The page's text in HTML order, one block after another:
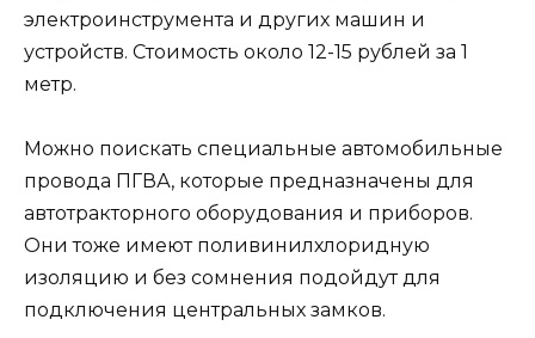
электроинструмента и других машин и
устройств. Стоимость около 12-15 рублей за 1
метр.
Можно поискать специальные автомобильные
провода ПГВА, которые предназначены для
автотракторного оборудования и приборов.
Они тоже имеют поливинилхлоридную
изоляцию и без сомнения подойдут для
подключения центральных замков.